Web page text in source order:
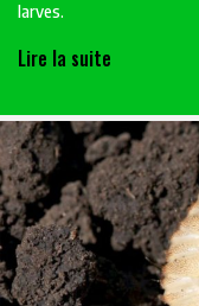
larves.
Lire la suite